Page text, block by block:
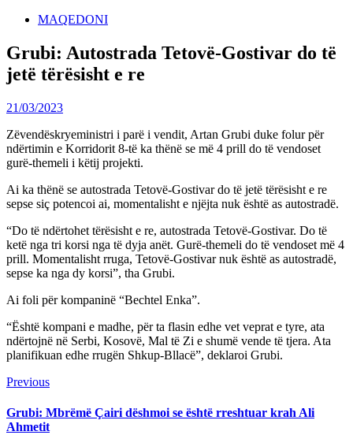
MAQEDONI
Grubi: Autostrada Tetovë-Gostivar do të
jetë tërësisht e re
21/03/2023
Zëvendëskryeministri i parë i vendit, Artan Grubi duke folur për
ndërtimin e Korridorit 8-të ka thënë se më 4 prill do të vendoset
gurë-themeli i këtij projekti.
Ai ka thënë se autostrada Tetovë-Gostivar do të jetë tërësisht e re
sepse siç potencoi ai, momentalisht e njëjta nuk është as autostradë.
“Do të ndërtohet tërësisht e re, autostrada Tetovë-Gostivar. Do të
ketë nga tri korsi nga të dyja anët. Gurë-themeli do të vendoset më 4
prill. Momentalisht rruga, Tetovë-Gostivar nuk është as autostradë,
sepse ka nga dy korsi”, tha Grubi.
Ai foli për kompaninë “Bechtel Enka”.
“Është kompani e madhe, për ta flasin edhe vet veprat e tyre, ata
ndërtojnë në Serbi, Kosovë, Mal të Zi e shumë vende të tjera. Ata
planifikuan edhe rrugën Shkup-Bllacë”, deklaroi Grubi.
Continue
Reading
PreviousPrevious
Grubi: Mbrëmë Çairi dëshmoi se është rreshtuar krah Ali
Ahmetit